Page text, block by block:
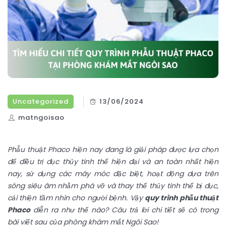
Uncategorized
13/06/2024
matngoisao
Phẫu thuật Phaco hiện nay đang là giải pháp được lựa chọn
để điều trị đục thủy tinh thể hiện đại và an toàn nhất hiện
nay, sử dụng các máy móc đặc biệt, hoạt động dựa trên
sóng siêu âm nhằm phá vỡ và thay thế thủy tinh thể bị đục,
cải thiện tầm nhìn cho người bệnh. Vậyquy trình phẫu thuật
Phacodiễn ra như thế nào? Câu trả lời chi tiết sẽ có trong
bài viết sau của phòng khám mắt Ngôi Sao!